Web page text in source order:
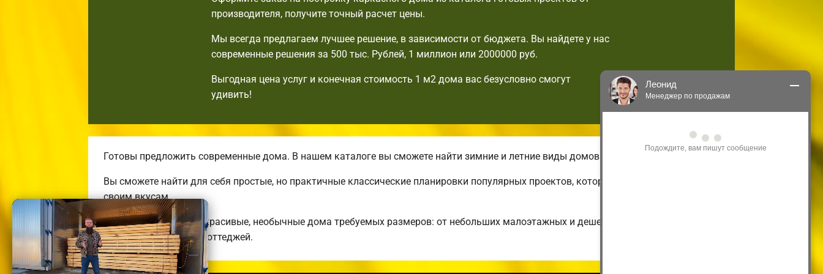
производителя, получите точный расчет цены.
Мы всегда предлагаем лучшее решение, в зависимости от бюджета. Вы найдете у нас
современные решения за 500 тыс. Рублей, 1 миллион или 2000000 руб.
Выгодная цена услуг и конечная стоимость 1 м2 дома вас безусловно смогут
удивить!
Готовы предложить современные дома. В нашем каталоге вы сможете найти зимние и летние виды домов.
Вы сможете найти для себя простые, но практичные классические планировки популярных проектов, которые можно подстроить по
своим вкусам.
Строим комфортные, красивые, необычные дома требуемых размеров: от небольших малоэтажных и дешевых до огромных
энергоэффективных коттеджей.
Леонид
Менеджер по продажам
Здравствуйте! Я могу
проконсультировать Вас по нашим
акциям и проектам.